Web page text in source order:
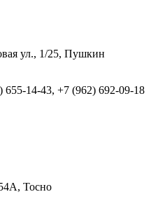
ул., 1/25, Пушкин
655-14-43, +7 (962) 692-09-18
Тосно